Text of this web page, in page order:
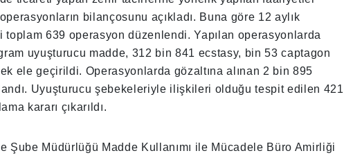
bilançosunu açıkladı. Buna göre 12 aylık
639 operasyon düzenlendi. Yapılan operasyonlarda
uyuşturucu madde, 312 bin 841 ecstasy, bin 53 captagon
ele geçirildi. Operasyonlarda gözaltına alınan 2 bin 895
Uyuşturucu şebekeleriyle ilişkileri olduğu tespit edilen 421
kararı çıkarıldı.
Şube Müdürlüğü Madde Kullanımı ile Mücadele Büro Amirliği